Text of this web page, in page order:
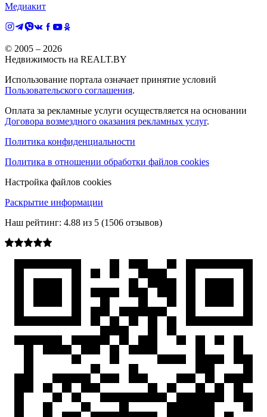
Медиакит
© 2005 – 2026
Недвижимость на REALT.BY
Использование портала означает принятие условий
Пользовательского соглашения.
Оплата за рекламные услуги осуществляется на основании
Договора возмездного оказания рекламных услуг.
Политика конфиденциальности
Политика в отношении обработки файлов cookies
Настройка файлов cookies
Раскрытие информации
Наш рейтинг: 4.88 из 5 (1506 отзывов)